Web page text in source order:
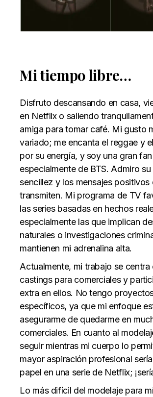
Mi tiempo libre…
Disfruto descansando en casa,
en Netflix o saliendo
amiga para tomar café. Mi gusto
variado; me encanta el reggae y
por su energía, y soy una gran
especialmente de BTS. Admiro
sencillez y los mensajes positivos
transmiten. Mi programa de TV
las series basadas en hechos
especialmente las que implican
naturales o investigaciones
mantienen mi adrenalina alta.
Actualmente, mi trabajo se centra
castings para comerciales y
extra en ellos. No tengo
específicos, ya que mi enfoque
asegurarme de quedarme en
comerciales. En cuanto al
seguir mientras mi cuerpo lo
mayor aspiración profesional
papel en una serie de Netflix;
Lo más difícil del modelaje para